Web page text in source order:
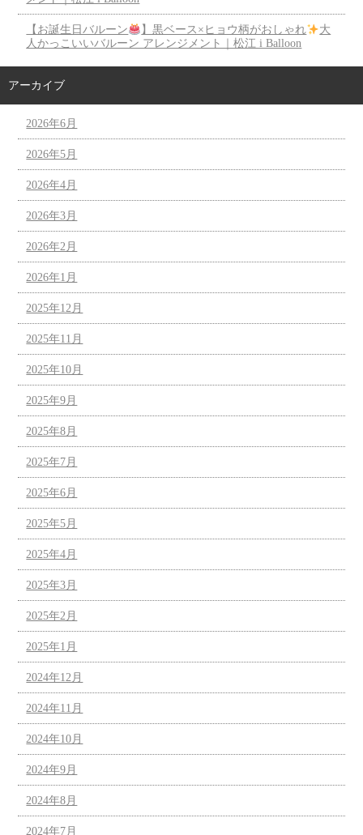
【お誕生日バルーン 】黒ベース×ヒョウ柄がおしゃれ
大
人かっこいいバルーン アレンジメント｜松江 i Balloon
アーカイブ
2026年6月
2026年5月
2026年4月
2026年3月
2026年2月
2026年1月
2025年12月
2025年11月
2025年10月
2025年9月
2025年8月
2025年7月
2025年6月
2025年5月
2025年4月
2025年3月
2025年2月
2025年1月
2024年12月
2024年11月
2024年10月
2024年9月
2024年8月
2024年7月